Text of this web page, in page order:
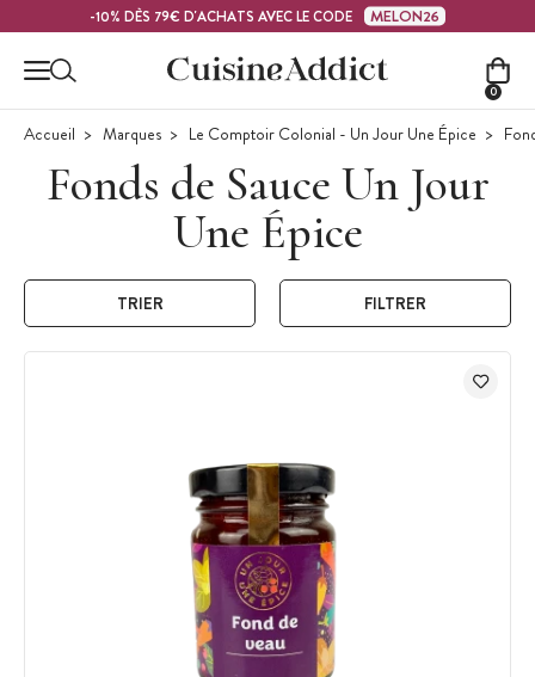
Contenu principal-10% DÈS 79€ D'ACHATS AVEC LE CODE MELON26
0
Accueil Marques Le Comptoir Colonial - Un Jour Une Épice
Fonds de Sauce Un Jour
Une Épice
TRIER FILTRER